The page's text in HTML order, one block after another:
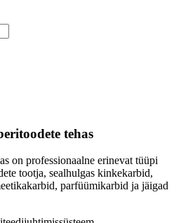
tehas
on professionaalne erinevat tüüpi
tootja, sealhulgas kinkekarbid,
parfüümikarbid ja jäigad